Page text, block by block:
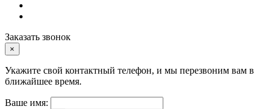
Заказать звонок
×
Укажите свой контактный телефон, и мы перезвоним вам в
ближайшее время.
Ваше имя: